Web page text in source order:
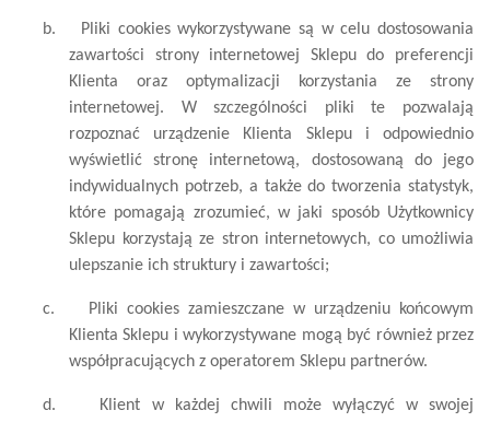
b.
Pliki cookies wykorzystywane są w celu dostosowania
zawartości strony internetowej Sklepu do preferencji
Klienta oraz optymalizacji korzystania ze strony
internetowej. W szczególności pliki te pozwalają
rozpoznać urządzenie Klienta Sklepu i odpowiednio
wyświetlić stronę internetową, dostosowaną do jego
indywidualnych potrzeb, a także do tworzenia statystyk,
które pomagają zrozumieć, w jaki sposób Użytkownicy
Sklepu korzystają ze stron internetowych, co umożliwia
ulepszanie ich struktury i zawartości;
c.
Pliki cookies zamieszczane w urządzeniu końcowym
Klienta Sklepu i wykorzystywane mogą być również przez
współpracujących z operatorem Sklepu partnerów.
d.
Klient w każdej chwili może wyłączyć w swojej